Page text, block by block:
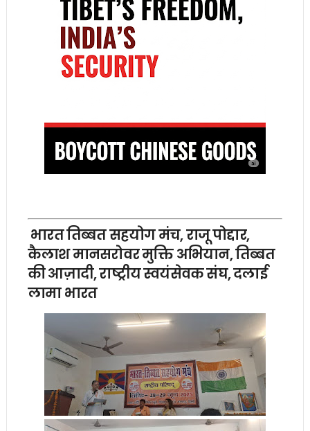
भारत तिब्बत सहयोग मंच, राजू पोद्दार,
कैलाश मानसरोवर मुक्ति अभियान, तिब्बत
की आज़ादी, राष्ट्रीय स्वयंसेवक संघ, दलाई
लामा भारत